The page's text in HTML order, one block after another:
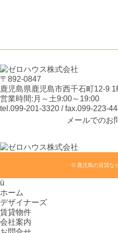
〒892-0847
鹿児島県鹿児島市西千石町12-9
営業時間:月～土9:00～19:00
tel.099-201-3320 / fax.099-223-
メールでのお
© 鹿児島の賃貸な
ü
ホーム
デザイナーズ
賃貸物件
会社案内